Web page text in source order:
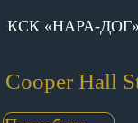
КСК «НАРА-
Cooper Hall